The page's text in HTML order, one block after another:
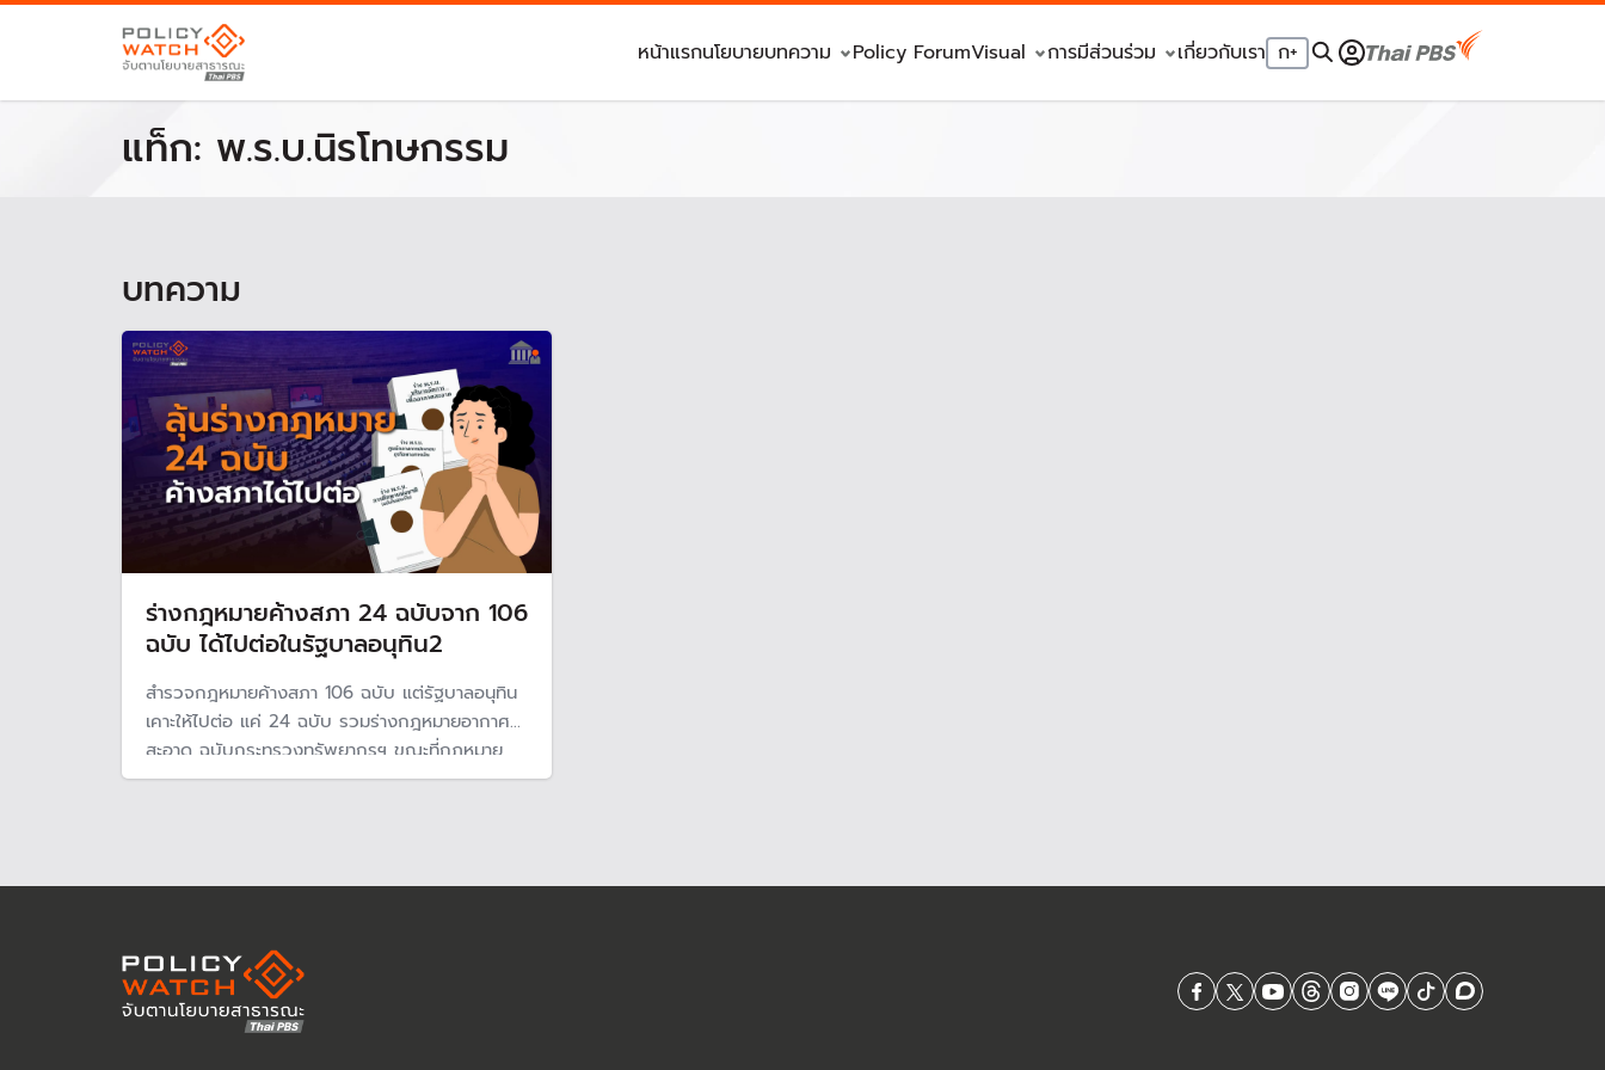
หน้าแรกนโยบายบทความ Policy ForumVisual การมีส่วนร่วม เกี่ยวกับเรา ก+
แท็ก: พ.ร.บ.นิรโทษกรรม
บทความ
ร่างกฎหมายค้างสภา 24 ฉบับจาก 106
ฉบับ ได้ไปต่อในรัฐบาลอนุทิน2
สำรวจกฎหมายค้างสภา 106 ฉบับ แต่รัฐบาลอนุทิน
เคาะให้ไปต่อ แค่ 24 ฉบับ รวมร่างกฎหมายอากาศ
สะอาด ฉบับกระทรวงทรัพยากรฯ ขณะที่กฎหมาย
สำคัญที่ภาคประชาชนผลักดัน 4 ฉบับเสี่ยงสูงมากที่